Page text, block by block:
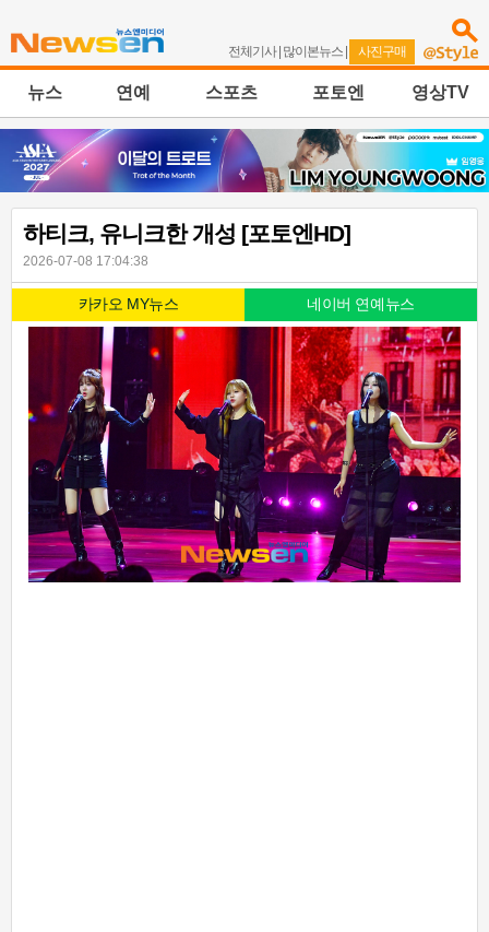
전체기사| 많이본뉴스 | 사진구매
뉴스 연예 스포츠 포토엔 영상TV
하티크, 유니크한 개성 [포토엔HD]
2026-07-08 17:04:38
카카오 MY뉴스 네이버 연예뉴스